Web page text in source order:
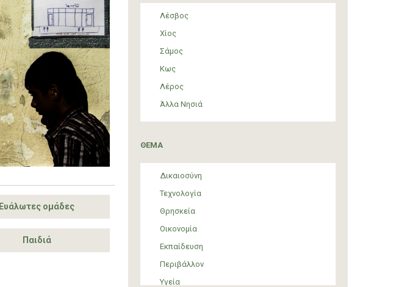
Ευάλωτες ομάδες
Παιδιά
Λέσβος
Χίος
Σάμος
Κως
Λέρος
Άλλα Νησιά
ΘΕΜΑ
Δικαιοσύνη
Τεχνολογία
Θρησκεία
Οικονομία
Εκπαίδευση
Περιβάλλον
Υγεία